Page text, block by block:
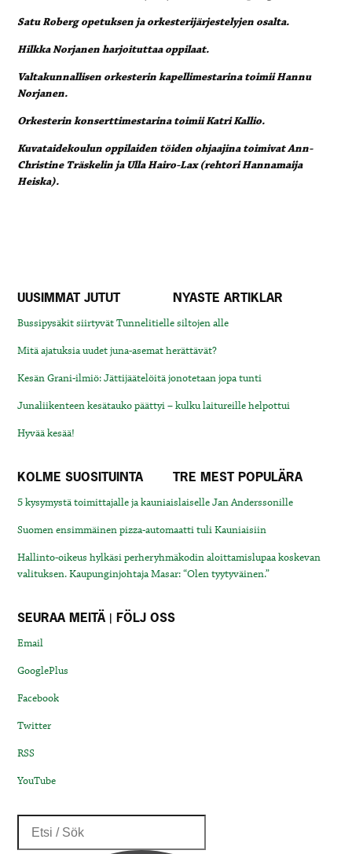
Satu Roberg opetuksen ja orkesterijärjestelyjen osalta.
Hilkka Norjanen harjoituttaa oppilaat.
Valtakunnallisen orkesterin kapellimestarina toimii Hannu
Norjanen.
Orkesterin konserttimestarina toimii Katri Kallio.
Kuvataidekoulun oppilaiden töiden ohjaajina toimivat Ann-
Christine Träskelin ja Ulla Hairo-Lax (rehtori Hannamaija
Heiska).
UUSIMMAT JUTUT NYASTE ARTIKLAR
Bussipysäkit siirtyvät Tunnelitielle siltojen alle
Mitä ajatuksia uudet juna-asemat herättävät?
Kesän Grani-ilmiö: Jättijäätelöitä jonotetaan jopa tunti
Junaliikenteen kesätauko päättyi – kulku laitureille helpottui
Hyvää kesää!
KOLME SUOSITUINTA TRE MEST POPULÄRA
5 kysymystä toimittajalle ja kauniaislaiselle Jan Anderssonille
Suomen ensimmäinen pizza-automaatti tuli Kauniaisiin
Hallinto-oikeus hylkäsi perheryhmäkodin aloittamislupaa koskevan
valituksen. Kaupunginjohtaja Masar: “Olen tyytyväinen.”
SEURAA MEITÄ | FÖLJ OSS
Email
GooglePlus
Facebook
Twitter
RSS
YouTube